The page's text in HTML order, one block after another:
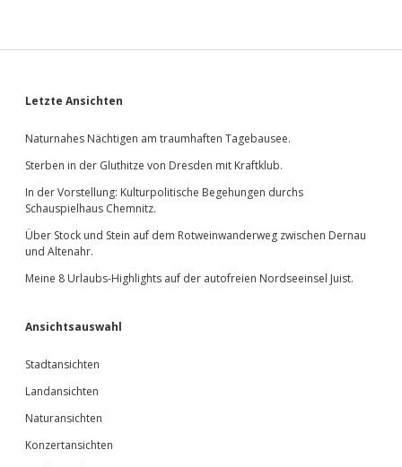
Sidebar
Letzte Ansichten
Naturnahes Nächtigen am traumhaften Tagebausee.
Sterben in der Gluthitze von Dresden mit Kraftklub.
In der Vorstellung: Kulturpolitische Begehungen durchs
Schauspielhaus Chemnitz.
Über Stock und Stein auf dem Rotweinwanderweg zwischen Dernau
und Altenahr.
Meine 8 Urlaubs-Highlights auf der autofreien Nordseeinsel Juist.
Ansichtsauswahl
Stadtansichten
Landansichten
Naturansichten
Konzertansichten